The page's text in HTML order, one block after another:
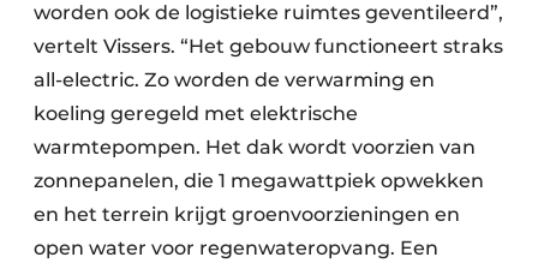
worden ook de logistieke ruimtes geventileerd”,
vertelt Vissers. “Het gebouw functioneert straks
all-electric. Zo worden de verwarming en
koeling geregeld met elektrische
warmtepompen. Het dak wordt voorzien van
zonnepanelen, die 1 megawattpiek opwekken
en het terrein krijgt groenvoorzieningen en
open water voor regenwateropvang. Een